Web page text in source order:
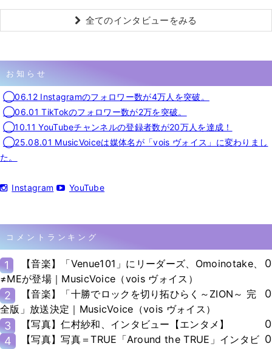
全てのインタビューをみる
お知らせ
◯06.12 Instagramのフォロワー数が4万人を突破。
◯06.01 TikTokのフォロワー数が2万を突破。
◯10.11 YouTubeチャンネルの登録者数が20万人を達成！
◯25.08.01 MusicVoiceは媒体名が「vois ヴォイス」に変わりまし
た。
Instagram YouTube
コメントランキング
1
【音楽】「Venue101」にリーダーズ、Omoinotake、
≠MEが登場｜MusicVoice（vois ヴォイス）
0
2
【音楽】「十勝でロックを切り拓ひらく～ZION～ 完
全版」放送決定｜MusicVoice（vois ヴォイス）
0
3 【写真】仁村紗和、インタビュー【エンタメ】
0
4
【写真】写真＝TRUE「Around the TRUE」インタビ 0